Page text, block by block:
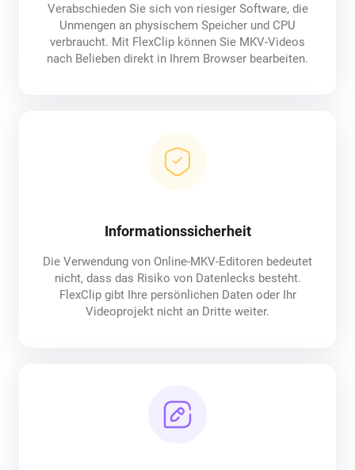
Verabschieden Sie sich von riesiger Software, die
Unmengen an physischem Speicher und CPU
verbraucht. Mit FlexClip können Sie MKV-Videos
nach Belieben direkt in Ihrem Browser bearbeiten.
Informationssicherheit
Die Verwendung von Online-MKV-Editoren bedeutet
nicht, dass das Risiko von Datenlecks besteht.
FlexClip gibt Ihre persönlichen Daten oder Ihr
Videoprojekt nicht an Dritte weiter.